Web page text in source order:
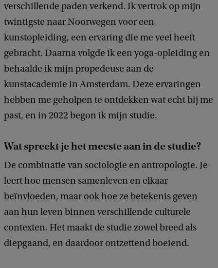
verschillende paden verkend. Ik vertrok op mijn
twintigste naar Noorwegen voor een
kunstopleiding, een ervaring die me veel heeft
gebracht. Daarna volgde ik een yoga-opleiding en
behaalde ik mijn propedeuse aan de
kunstacademie in Amsterdam. Deze ervaringen
hebben me geholpen te ontdekken wat echt bij me
past, en in 2022 begon ik mijn studie.
Wat spreekt je het meeste aan in de studie?
De combinatie van sociologie en antropologie. Je
leert hoe mensen samenleven en elkaar
beïnvloeden, maar ook hoe ze betekenis geven
aan hun leven binnen verschillende culturele
contexten. Het maakt de studie zowel breed als
diepgaand, en daardoor ontzettend boeiend.